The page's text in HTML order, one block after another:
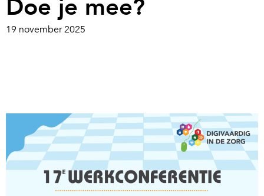
Doe je mee?
19 november 2025